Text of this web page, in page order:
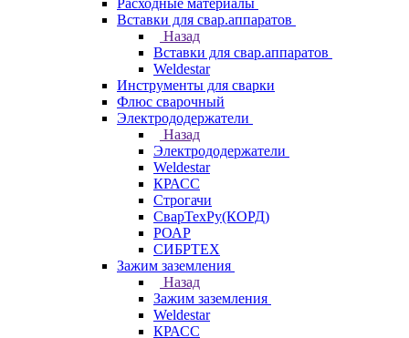
Расходные материалы
Вставки для свар.аппаратов
Назад
Вставки для свар.аппаратов
Weldestar
Инструменты для сварки
Флюс сварочный
Электрододержатели
Назад
Электрододержатели
Weldestar
КРАСС
Строгачи
СварТехРу(КОРД)
РОАР
СИБРТЕХ
Зажим заземления
Назад
Зажим заземления
Weldestar
КРАСС